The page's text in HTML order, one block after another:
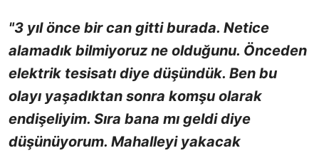
"3 yıl önce bir can gitti burada. Netice
alamadık bilmiyoruz ne olduğunu. Önceden
elektrik tesisatı diye düşündük. Ben bu
olayı yaşadıktan sonra komşu olarak
endişeliyim. Sıra bana mı geldi diye
düşünüyorum. Mahalleyi yakacak